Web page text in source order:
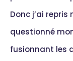
Donc j’ai repris
questionné
fusionnant les